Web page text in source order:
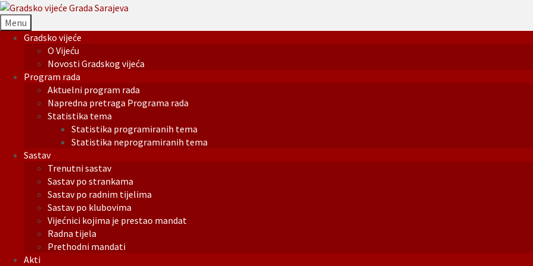
Menu
Gradsko vijeće
O Vijeću
Novosti Gradskog vijeća
Program rada
Aktuelni program rada
Napredna pretraga Programa rada
Statistika tema
Statistika programiranih tema
Statistika neprogramiranih tema
Sastav
Trenutni sastav
Sastav po strankama
Sastav po radnim tijelima
Sastav po klubovima
Vijećnici kojima je prestao mandat
Radna tijela
Prethodni mandati
Akti